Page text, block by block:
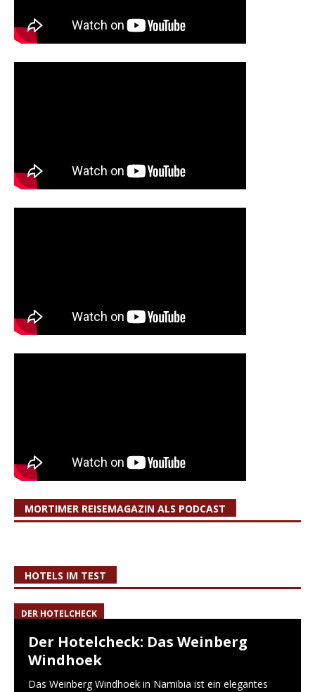
MORTIMER REISEMAGAZIN ALS PODCAST
HOTELS IM TEST
DER HOTELCHECK
Der Hotelcheck: Das Weinberg
Windhoek
Das Weinberg Windhoek in Namibia ist ein elegantes